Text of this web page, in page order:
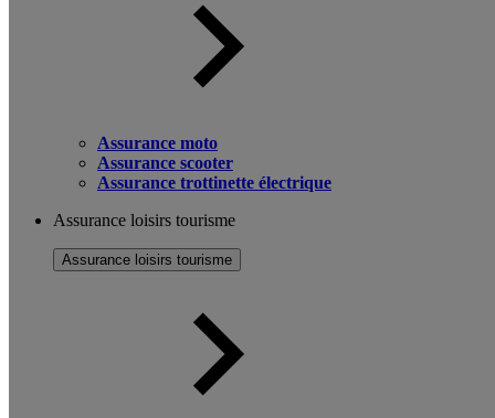
Assurance moto
Assurance scooter
Assurance trottinette électrique
Assurance loisirs tourisme
Assurance loisirs tourisme